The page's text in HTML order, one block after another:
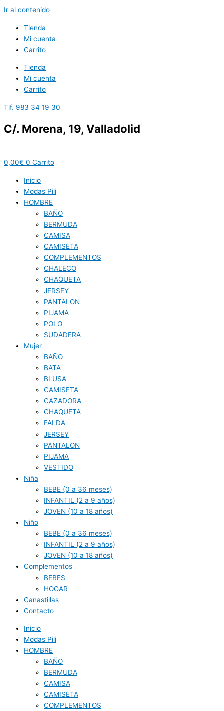
Ir al contenido
Tienda
Mi cuenta
Carrito
Tienda
Mi cuenta
Carrito
Tlf. 983 34 19 30
C/. Morena, 19, Valladolid
0,00€ 0 Carrito
Inicio
Modas Pili
HOMBRE
BAÑO
BERMUDA
CAMISA
CAMISETA
COMPLEMENTOS
CHALECO
CHAQUETA
JERSEY
PANTALON
PIJAMA
POLO
SUDADERA
Mujer
BAÑO
BATA
BLUSA
CAMISETA
CAZADORA
CHAQUETA
FALDA
JERSEY
PANTALON
PIJAMA
VESTIDO
Niña
BEBE (0 a 36 meses)
INFANTIL (2 a 9 años)
JOVEN (10 a 18 años)
Niño
BEBE (0 a 36 meses)
INFANTIL (2 a 9 años)
JOVEN (10 a 18 años)
Complementos
BEBES
HOGAR
Canastillas
Contacto
Inicio
Modas Pili
HOMBRE
BAÑO
BERMUDA
CAMISA
CAMISETA
COMPLEMENTOS